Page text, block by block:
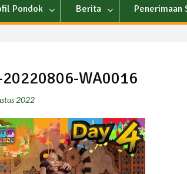
Pondok Berita Penerimaan
20220806-WA0016
2022